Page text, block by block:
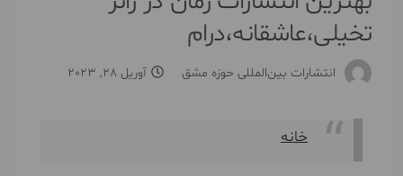
تخیلی،عاشقانه،درام
انتشارات بین‌المللی حوزه مشق آوریل 28, 2023
خانه